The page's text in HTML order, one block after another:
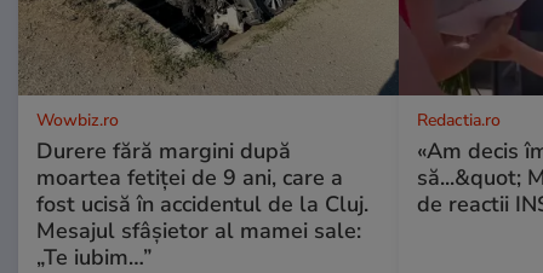
Wowbiz.ro
Durere fără margini după
moartea fetiței de 9 ani, care a
fost ucisă în accidentul de la Cluj.
Mesajul sfâșietor al mamei sale:
„Te iubim…”
Redactia.ro
«Am decis
să...&quot;
de reactii